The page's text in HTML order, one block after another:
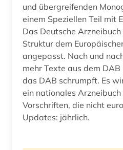
und übergreifenden
einem Speziellen Teil mit
Das Deutsche
Struktur dem
angepasst. Nach und
mehr Texte aus dem DAB
das DAB schrumpft. Es
ein nationales
Vorschriften, die nicht
Updates: jährlich.